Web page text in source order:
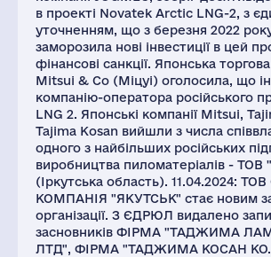
в проекті Novatek Arctic LNG-2, з
уточненням, що з березня 2022
заморозила нові інвестиції в цей
фінансові санкції. Японська
Mitsui & Co (Міцуі) оголосила, що
компанію-оператора російського
LNG 2. Японські компанії Mitsui,
Tajima Kosan вийшли з числа
одного з найбільших російських
виробництва пиломатеріалів -
(Іркутська область). 11.04.2024:
КОМПАНІЯ "ЯКУТСЬК" стає новим
організації. З ЄДРЮЛ видалено
засновників ФІРМА "ТАДЖИМА
ЛТД", ФІРМА "ТАДЖИМА КОСАН